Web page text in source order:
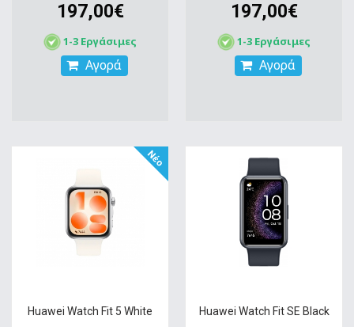
197,00€
1-3 Εργάσιμες
Αγορά
197,00€
1-3 Εργάσιμες
Αγορά
Νέο
Huawei Watch Fit 5 White Huawei Watch Fit SE Black